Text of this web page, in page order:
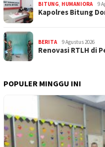
BITUNG, HUMANIORA 9
Kapolres Bitung
BERITA 9 Agustus 2026
Renovasi RTLH di
POPULER MINGGU INI